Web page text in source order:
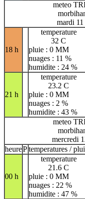
meteo
mardi
18 h
temperature
32 C
pluie : 0 MM
nuages : 11 %
humidite : 24 %
21 h
temperature
23.2 C
pluie : 0 MM
nuages : 2 %
humidite : 43 %
meteo
mercredi
heurePtemperatures /
00 h
temperature
21.6 C
pluie : 0 MM
nuages : 22 %
humidite : 47 %